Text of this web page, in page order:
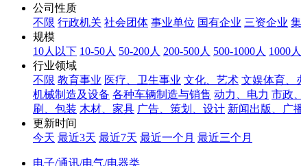
公司性质
不限 行政机关 社会团体 事业单位 国有企业 三资企业
规模
10人以下 10-50人 50-200人 200-500人 500-1000人 1000
行业领域
不限 教育事业 医疗、卫生事业 文化、艺术 文娱体育、
机械制造及设备 各种车辆制造与销售 动力、电力 市政
刷、包装 木材、家具 广告、策划、设计 新闻出版、广
更新时间
今天 最近3天 最近7天 最近一个月 最近三个月
电子/通讯/电气/电器类